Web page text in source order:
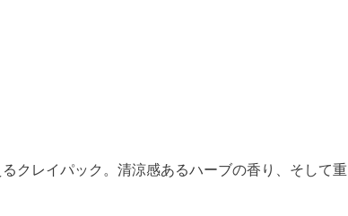
クレイパック。清涼感あるハーブの香り、そして重